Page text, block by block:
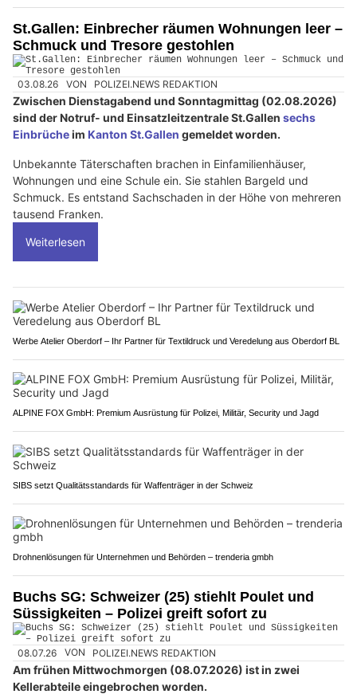
St.Gallen: Einbrecher räumen Wohnungen leer –
Schmuck und Tresore gestohlen
03.08.26 VON POLIZEI.NEWS REDAKTION
Zwischen Dienstagabend und Sonntagmittag (02.08.2026)
sind der Notruf- und Einsatzleitzentrale St.Gallen sechs
Einbrücheim Kanton St.Gallen gemeldet worden.
Unbekannte Täterschaften brachen in Einfamilienhäuser,
Wohnungen und eine Schule ein. Sie stahlen Bargeld und
Schmuck. Es entstand Sachschaden in der Höhe von mehreren
tausend Franken.
Weiterlesen
Werbe Atelier Oberdorf – Ihr Partner für Textildruck und Veredelung aus Oberdorf BL
ALPINE FOX GmbH: Premium Ausrüstung für Polizei, Militär, Security und Jagd
SIBS setzt Qualitätsstandards für Waffenträger in der Schweiz
Drohnenlösungen für Unternehmen und Behörden – trenderia gmbh
Buchs SG: Schweizer (25) stiehlt Poulet und
Süssigkeiten – Polizei greift sofort zu
08.07.26 VON POLIZEI.NEWS REDAKTION
Am frühen Mittwochmorgen (08.07.2026) ist in zwei
Kellerabteile eingebrochen worden.